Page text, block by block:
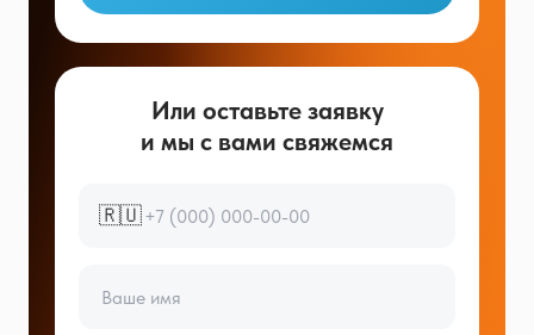
Или оставьте заявку
и мы с вами свяжемся
🇷🇺